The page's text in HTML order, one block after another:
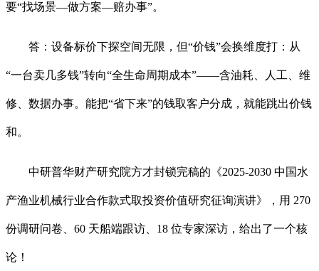
要“找场景—做方案—赔办事”。
答：设备标价下探空间无限，但“价钱”会换维度打：从
“一台卖几多钱”转向“全生命周期成本”——含油耗、人工、维
修、数据办事。能把“省下来”的钱取客户分成，就能跳出价钱
和。
中研普华财产研究院方才封锁完稿的《2025-2030 中国水
产渔业机械行业合作款式取投资价值研究征询演讲》，用 270
份调研问卷、60 天船端跟访、18 位专家深访，给出了一个核
论！